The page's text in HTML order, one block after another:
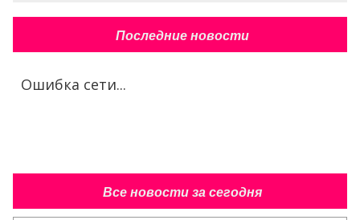
Последние новости
Ошибка сети...
Все новости за сегодня